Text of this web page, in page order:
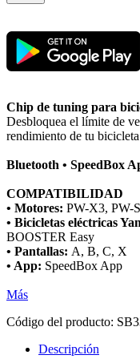
Chip de tuning para
Desbloquea el límite de
rendimiento de tu
Bluetooth • SpeedBox
COMPATIBILIDAD
• Motores: PW-X3, PW-
• Bicicletas eléctricas
BOOSTER Easy
• Pantallas: A, B, C, X
• App: SpeedBox App
Más
Código del producto:
Descripción